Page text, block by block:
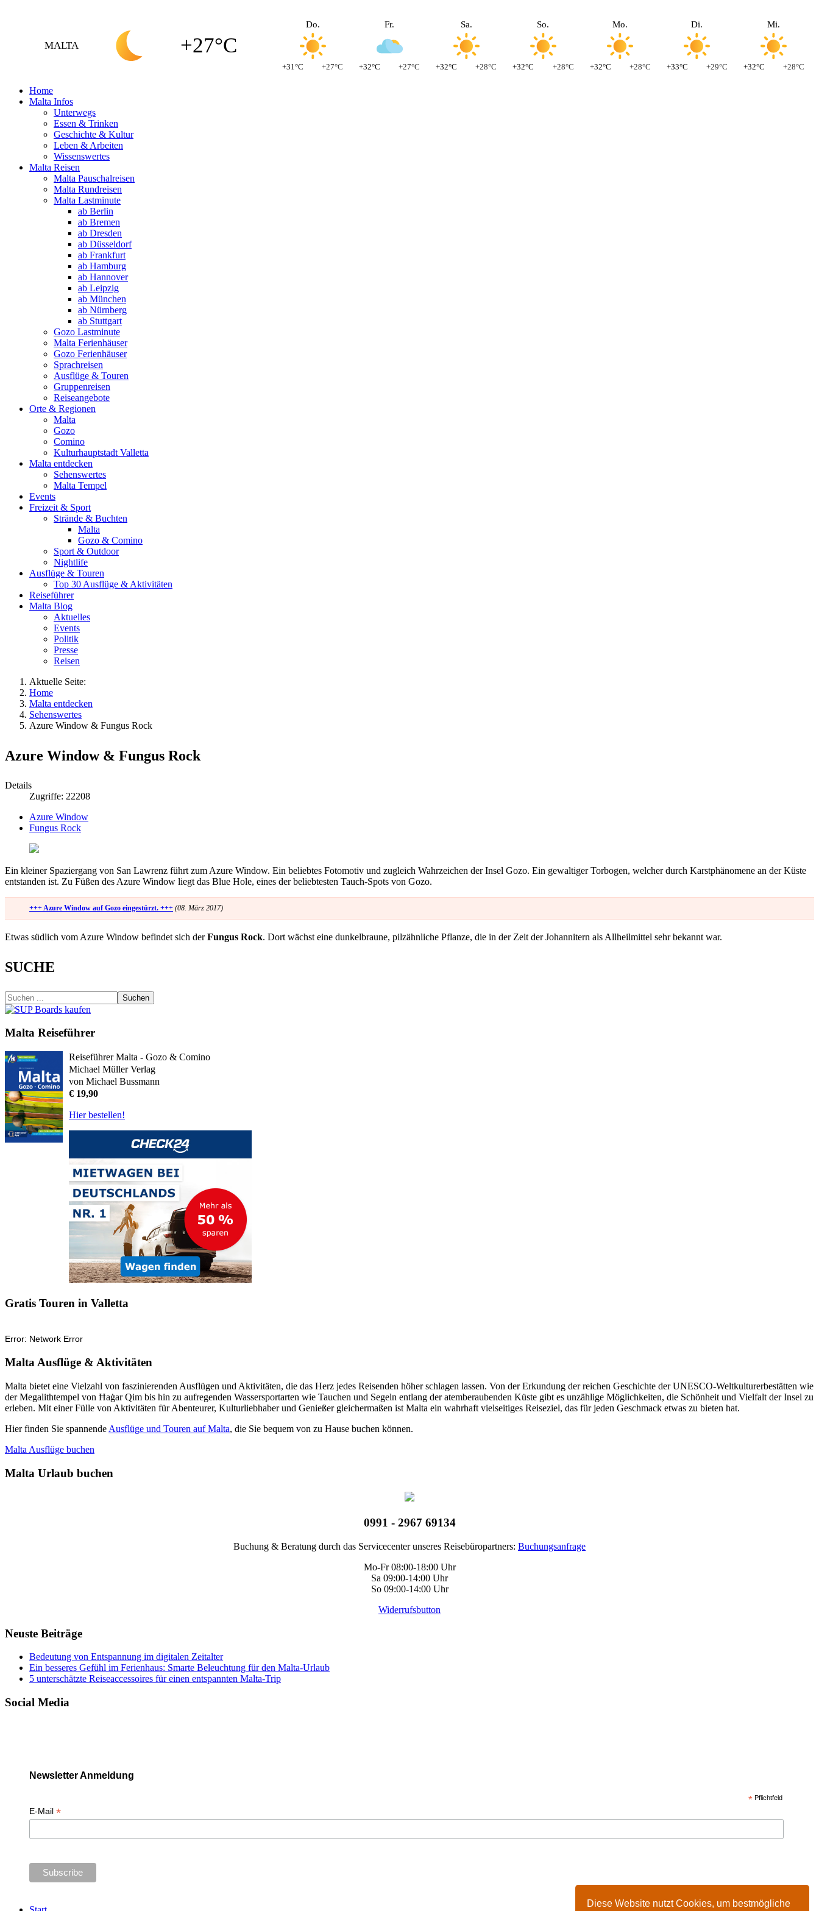
Diese Website nutzt Cookies, um bestmögliche
MALTA +27°C
Do.
+31°C +27°C
Fr.
+32°C +27°C
Sa.
+32°C +28°C
So.
+32°C +28°C
Mo.
+32°C +28°C
Di.
+33°C +29°C
Mi.
+32°C +28°C
Home
Malta Infos
Unterwegs
Essen & Trinken
Geschichte & Kultur
Leben & Arbeiten
Wissenswertes
Malta Reisen
Malta Pauschalreisen
Malta Rundreisen
Malta Lastminute
ab Berlin
ab Bremen
ab Dresden
ab Düsseldorf
ab Frankfurt
ab Hamburg
ab Hannover
ab Leipzig
ab München
ab Nürnberg
ab Stuttgart
Gozo Lastminute
Malta Ferienhäuser
Gozo Ferienhäuser
Sprachreisen
Ausflüge & Touren
Gruppenreisen
Reiseangebote
Orte & Regionen
Malta
Gozo
Comino
Kulturhauptstadt Valletta
Malta entdecken
Sehenswertes
Malta Tempel
Events
Freizeit & Sport
Strände & Buchten
Malta
Gozo & Comino
Sport & Outdoor
Nightlife
Ausflüge & Touren
Top 30 Ausflüge & Aktivitäten
Reiseführer
Malta Blog
Aktuelles
Events
Politik
Presse
Reisen
Aktuelle Seite:
Home
Malta entdecken
Sehenswertes
Azure Window & Fungus Rock
Azure Window & Fungus Rock
Details
Zugriffe: 22208
Azure Window
Fungus Rock
Ein kleiner Spaziergang von San Lawrenz führt zum Azure Window. Ein beliebtes Fotomotiv und zugleich Wahrzeichen der Insel Gozo. Ein gewaltiger Torbogen, welcher durch Karstphänomene an der Küste
entstanden ist. Zu Füßen des Azure Window liegt das Blue Hole, eines der beliebtesten Tauch-Spots von Gozo.
+++ Azure Window auf Gozo eingestürzt. +++ (08. März 2017)
Etwas südlich vom Azure Window befindet sich derFungus Rock. Dort wächst eine dunkelbraune, pilzähnliche Pflanze, die in der Zeit der Johannitern als Allheilmittel sehr bekannt war.
SUCHE
Suchen
Malta Reiseführer
Reiseführer Malta - Gozo & Comino
Michael Müller Verlag
von Michael Bussmann
€ 19,90
Hier bestellen!
Gratis Touren in Valletta
Malta Ausflüge & Aktivitäten
Malta bietet eine Vielzahl von faszinierenden Ausflügen und Aktivitäten, die das Herz jedes Reisenden höher schlagen lassen. Von der Erkundung der reichen Geschichte der UNESCO-Weltkulturerbestätten wie
der Megalithtempel von Ħaġar Qim bis hin zu aufregenden Wassersportarten wie Tauchen und Segeln entlang der atemberaubenden Küste gibt es unzählige Möglichkeiten, die Schönheit und Vielfalt der Insel zu
erleben. Mit einer Fülle von Aktivitäten für Abenteurer, Kulturliebhaber und Genießer gleichermaßen ist Malta ein wahrhaft vielseitiges Reiseziel, das für jeden Geschmack etwas zu bieten hat.
Hier finden Sie spannende Ausflüge und Touren auf Malta, die Sie bequem von zu Hause buchen können.
Malta Ausflüge buchen
Malta Urlaub buchen
0991 - 2967 69134
Buchung & Beratung durch das Servicecenter unseres Reisebüropartners: Buchungsanfrage
Mo-Fr 08:00-18:00 Uhr
Sa 09:00-14:00 Uhr
So 09:00-14:00 Uhr
Widerrufsbutton
Neuste Beiträge
Bedeutung von Entspannung im digitalen Zeitalter
Ein besseres Gefühl im Ferienhaus: Smarte Beleuchtung für den Malta-Urlaub
5 unterschätzte Reiseaccessoires für einen entspannten Malta-Trip
Social Media
Newsletter Anmeldung
* Pflichtfeld
E-Mail *